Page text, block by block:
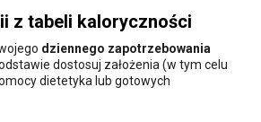
z tabeli kaloryczności
dziennego zapotrzebowania
dostosuj założenia (w tym celu
dietetyka lub gotowych